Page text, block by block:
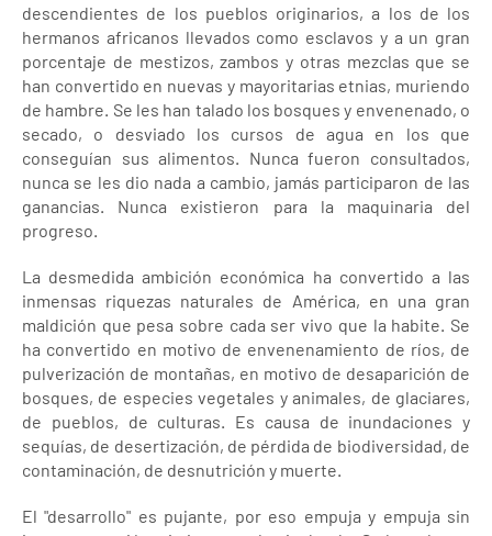
descendientes de los pueblos originarios, a los de los
hermanos africanos llevados como esclavos y a un gran
porcentaje de mestizos, zambos y otras mezclas que se
han convertido en nuevas y mayoritarias etnias, muriendo
de hambre. Se les han talado los bosques y envenenado, o
secado, o desviado los cursos de agua en los que
conseguían sus alimentos. Nunca fueron consultados,
nunca se les dio nada a cambio, jamás participaron de las
ganancias. Nunca existieron para la maquinaria del
progreso.
La desmedida ambición económica ha convertido a las
inmensas riquezas naturales de América, en una gran
maldición que pesa sobre cada ser vivo que la habite. Se
ha convertido en motivo de envenenamiento de ríos, de
pulverización de montañas, en motivo de desaparición de
bosques, de especies vegetales y animales, de glaciares,
de pueblos, de culturas. Es causa de inundaciones y
sequías, de desertización, de pérdida de biodiversidad, de
contaminación, de desnutrición y muerte.
El "desarrollo" es pujante, por eso empuja y empuja sin